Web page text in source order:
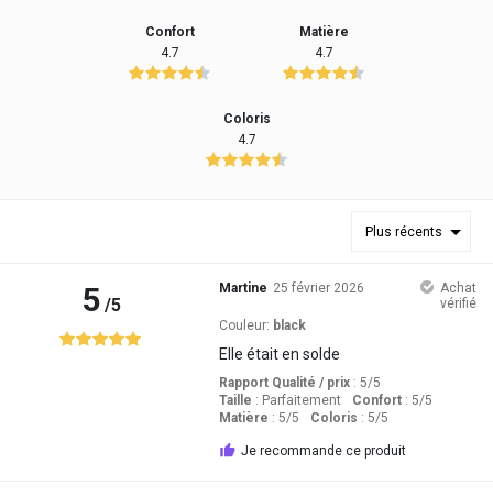
Confort
4.7
Matière
4.7
Coloris
4.7
Plus récents
5/5
Martine 25 février 2026
Achat
vérifié
Couleur: black
Elle était en solde
Rapport Qualité / prix: 5/5
Taille : Parfaitement Confort: 5/5
Matière : 5/5 Coloris : 5/5
Je recommande ce produit